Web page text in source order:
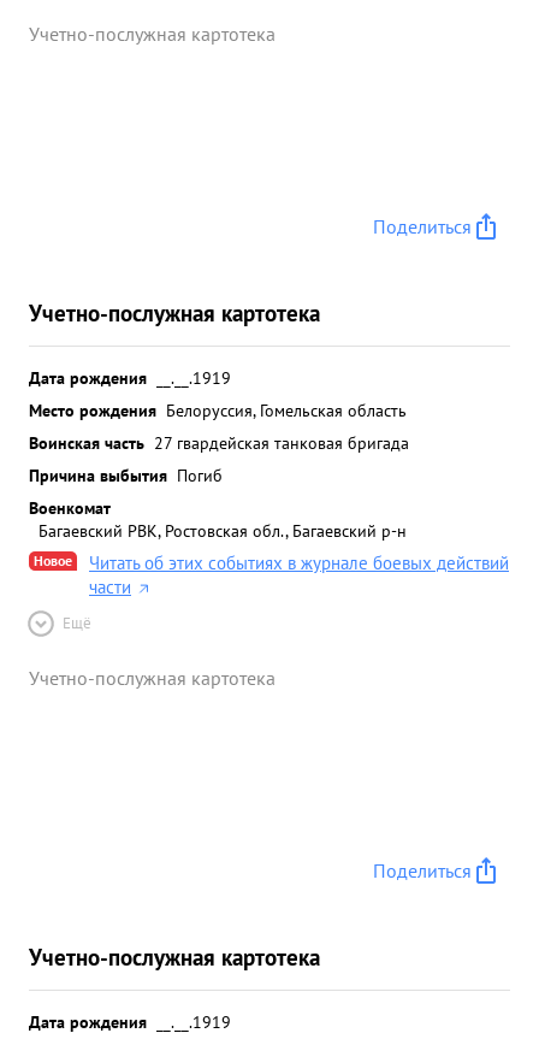
Учетно-послужная картотека
Поделиться
Учетно-послужная картотека
Дата рождения
__.__.1919
Место рождения Белоруссия, Гомельская область
Воинская часть 27 гвардейская танковая бригада
Причина выбытия Погиб
Военкомат
Багаевский РВК, Ростовская обл., Багаевский р-н
Новое
Читать об этих событиях в журнале боевых действий
части
Ещё
Учетно-послужная картотека
Поделиться
Учетно-послужная картотека
Дата рождения
__.__.1919